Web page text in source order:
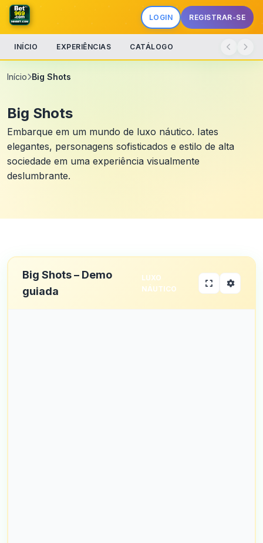
LOGIN REGISTRAR-SE
INÍCIO EXPERIÊNCIAS CATÁLOGO
Início Big Shots
Big Shots
Embarque em um mundo de luxo náutico. Iates
elegantes, personagens sofisticados e estilo de alta
sociedade em uma experiência visualmente
deslumbrante.
Big Shots – Demo
guiada
LUXO
NÁUTICO